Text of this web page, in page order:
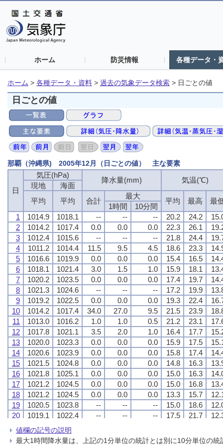
ホーム 防災情報 各種データ・
ホーム > 各種データ・資料 > 過去の気象データ検索 > 日ごとの値
日ごとの値
那覇（沖縄県) 2005年12月（日ごとの値） 主な要素
日
気圧(hPa)
降水量(mm) 気温(℃)
現地
海面
平均
平均 合計
最大
平均 最高 最
1時間
10分間
1
1014.9 1018.1 -- -- -- 20.2 24.2
2
1014.2 1017.4 0.0 0.0 0.0 22.3 26.1
3
1012.4 1015.6 -- -- -- 21.8 24.4
4
1011.2 1014.4 11.5 9.5 4.5 18.6 23.3
5
1016.6 1019.9 0.0 0.0 0.0 15.4 16.5
6
1018.1 1021.4 3.0 1.5 1.0 15.9 18.1
7
1020.2 1023.5 0.0 0.0 0.0 17.4 19.7
8
1021.3 1024.6 -- -- -- 17.2 19.9
9
1019.2 1022.5 0.0 0.0 0.0 19.3 22.4
10
1014.2 1017.4 34.0 27.0 9.5 21.5 23.9
11
1013.0 1016.2 1.0 1.0 0.5 21.2 23.1
12
1017.8 1021.1 3.5 2.0 1.0 16.4 17.7
13
1020.0 1023.3 0.0 0.0 0.0 15.9 17.5
14
1020.6 1023.9 0.0 0.0 0.0 15.8 17.4
15
1021.5 1024.8 0.0 0.0 0.0 14.8 16.3
16
1021.8 1025.1 0.0 0.0 0.0 15.0 16.3
17
1021.2 1024.5 0.0 0.0 0.0 15.0 16.8
18
1021.2 1024.5 0.0 0.0 0.0 13.3 15.7
19
1020.5 1023.8 -- -- -- 15.0 18.6
20
1019.1 1022.4 -- -- -- 17.5 21.7
21
1016.5 1019.8
22
1017.5 1020.8 0.0 0.0 0.0 11.4 12.6
日
気圧(hPa)
降水量(mm) 気温(℃)
現地
海面
平均
平均 合計
最大
平均 最高 最
1時間
10分間
1
1014.9 1018.1 -- -- -- 20.2 24.2
2
1014.2 1017.4 0.0 0.0 0.0 22.3 26.1
3
1012.4 1015.6 -- -- -- 21.8 24.4
4
1011.2 1014.4 11.5 9.5 4.5 18.6 23.3
5
1016.6 1019.9 0.0 0.0 0.0 15.4 16.5
6
1018.1 1021.4 3.0 1.5 1.0 15.9 18.1
7
1020.2 1023.5 0.0 0.0 0.0 17.4 19.7
8
1021.3 1024.6 -- -- -- 17.2 19.9
9
1019.2 1022.5 0.0 0.0 0.0 19.3 22.4
10
1014.2 1017.4 34.0 27.0 9.5 21.5 23.9
11
1013.0 1016.2 1.0 1.0 0.5 21.2 23.1
12
1017.8 1021.1 3.5 2.0 1.0 16.4 17.7
13
1020.0 1023.3 0.0 0.0 0.0 15.9 17.5
14
1020.6 1023.9 0.0 0.0 0.0 15.8 17.4
15
1021.5 1024.8 0.0 0.0 0.0 14.8 16.3
16
1021.8 1025.1 0.0 0.0 0.0 15.0 16.3
17
1021.2 1024.5 0.0 0.0 0.0 15.0 16.8
18
1021.2 1024.5 0.0 0.0 0.0 13.3 15.7
19
1020.5 1023.8 -- -- -- 15.0 18.6
20
1019.1 1022.4 -- -- -- 17.5 21.7
21
1016.5 1019.8
22
1017.5 1020.8 0.0 0.0 0.0 11.4 12.6
日
気圧(hPa)
降水量(mm) 気温(℃)
現地
海面
平均
平均 合計
最大
平均 最高 最
1時間
10分間
1
1014.9 1018.1 -- -- -- 20.2 24.2
2
1014.2 1017.4 0.0 0.0 0.0 22.3 26.1
3
1012.4 1015.6 -- -- -- 21.8 24.4
4
1011.2 1014.4 11.5 9.5 4.5 18.6 23.3
5
1016.6 1019.9 0.0 0.0 0.0 15.4 16.5
6
1018.1 1021.4 3.0 1.5 1.0 15.9 18.1
7
1020.2 1023.5 0.0 0.0 0.0 17.4 19.7
8
1021.3 1024.6 -- -- -- 17.2 19.9
9
1019.2 1022.5 0.0 0.0 0.0 19.3 22.4
10
1014.2 1017.4 34.0 27.0 9.5 21.5 23.9
11
1013.0 1016.2 1.0 1.0 0.5 21.2 23.1
12
1017.8 1021.1 3.5 2.0 1.0 16.4 17.7
13
1020.0 1023.3 0.0 0.0 0.0 15.9 17.5
14
1020.6 1023.9 0.0 0.0 0.0 15.8 17.4
15
1021.5 1024.8 0.0 0.0 0.0 14.8 16.3
16
1021.8 1025.1 0.0 0.0 0.0 15.0 16.3
17
1021.2 1024.5 0.0 0.0 0.0 15.0 16.8
18
1021.2 1024.5 0.0 0.0 0.0 13.3 15.7
19
1020.5 1023.8 -- -- -- 15.0 18.6
20
1019.1 1022.4 -- -- -- 17.5 21.7
21
1016.5 1019.8
22
1017.5 1020.8 0.0 0.0 0.0 11.4 12.6
日
気圧(hPa)
降水量(mm) 気温(℃)
現地
海面
平均
平均 合計
最大
平均 最高 最
1時間
10分間
1
1014.9 1018.1 -- -- -- 20.2 24.2
2
1014.2 1017.4 0.0 0.0 0.0 22.3 26.1
3
1012.4 1015.6 -- -- -- 21.8 24.4
4
1011.2 1014.4 11.5 9.5 4.5 18.6 23.3
5
1016.6 1019.9 0.0 0.0 0.0 15.4 16.5
6
1018.1 1021.4 3.0 1.5 1.0 15.9 18.1
7
1020.2 1023.5 0.0 0.0 0.0 17.4 19.7
8
1021.3 1024.6 -- -- -- 17.2 19.9
9
1019.2 1022.5 0.0 0.0 0.0 19.3 22.4
10
1014.2 1017.4 34.0 27.0 9.5 21.5 23.9
11
1013.0 1016.2 1.0 1.0 0.5 21.2 23.1
12
1017.8 1021.1 3.5 2.0 1.0 16.4 17.7
13
1020.0 1023.3 0.0 0.0 0.0 15.9 17.5
14
1020.6 1023.9 0.0 0.0 0.0 15.8 17.4
15
1021.5 1024.8 0.0 0.0 0.0 14.8 16.3
16
1021.8 1025.1 0.0 0.0 0.0 15.0 16.3
17
1021.2 1024.5 0.0 0.0 0.0 15.0 16.8
18
1021.2 1024.5 0.0 0.0 0.0 13.3 15.7
19
1020.5 1023.8 -- -- -- 15.0 18.6
20
1019.1 1022.4 -- -- -- 17.5 21.7
21
1016.5 1019.8
22
1017.5 1020.8 0.0 0.0 0.0 11.4 12.6
値欄の記号の説明
最大1時間降水量は、上記の1分単位の統計とは別に10分単位の